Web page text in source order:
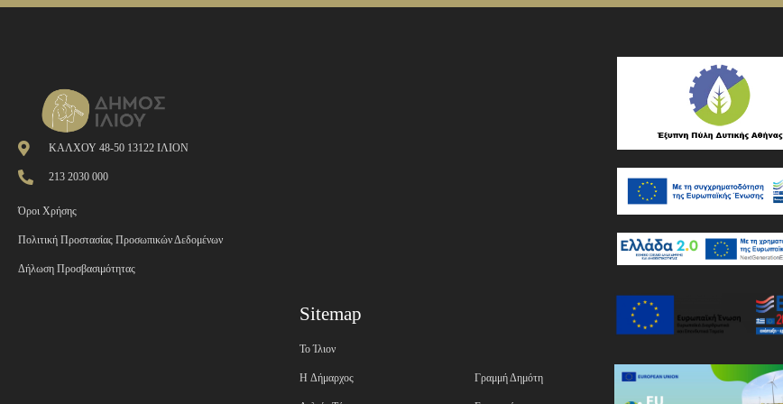
ΚΑΛΧΟΥ 48-50 13122 ΙΛΙΟΝ
213 2030 000
Όροι Χρήσης
Πολιτική Προστασίας Προσωπικών Δεδομένων
Δήλωση Προσβασιμότητας
Sitemap
Το Ίλιον
H Δήμαρχος Γραμμή Δημότη